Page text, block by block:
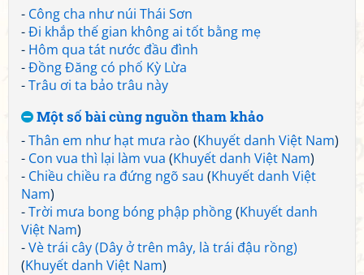
- Công cha như núi Thái Sơn
-Đi khắp thế gian không ai tốt bằng mẹ
- Hôm qua tát nước đầu đình
-Đồng Đăng có phố Kỳ Lừa
-Trâu ơi ta bảo trâu này
Một số bài cùng nguồn tham khảo
-Thân em như hạt mưa rào (Khuyết danh Việt Nam)
- Con vua thì lại làm vua (Khuyết danh Việt Nam)
- Chiều chiều ra đứng ngõ sau (Khuyết danh Việt
Nam)
-Trời mưa bong bóng phập phồng(Khuyết danh
Việt Nam)
-Vè trái cây (Dây ở trên mây, là trái đậu rồng)
(Khuyết danh Việt Nam)